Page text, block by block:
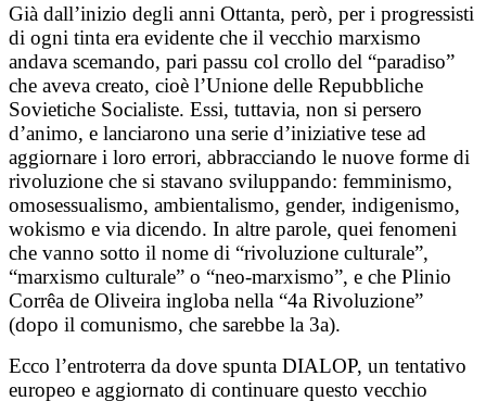
Già dall’inizio degli anni Ottanta, però, per i progressisti
di ogni tinta era evidente che il vecchio marxismo
andava scemando, pari passu col crollo del “paradiso”
che aveva creato, cioè l’Unione delle Repubbliche
Sovietiche Socialiste. Essi, tuttavia, non si persero
d’animo, e lanciarono una serie d’iniziative tese ad
aggiornare i loro errori, abbracciando le nuove forme di
rivoluzione che si stavano sviluppando: femminismo,
omosessualismo, ambientalismo, gender, indigenismo,
wokismo e via dicendo. In altre parole, quei fenomeni
che vanno sotto il nome di “rivoluzione culturale”,
“marxismo culturale” o “neo-marxismo”, e che Plinio
Corrêa de Oliveira ingloba nella “4a Rivoluzione”
(dopo il comunismo, che sarebbe la 3a).
Ecco l’entroterra da dove spunta DIALOP, un tentativo
europeo e aggiornato di continuare questo vecchio